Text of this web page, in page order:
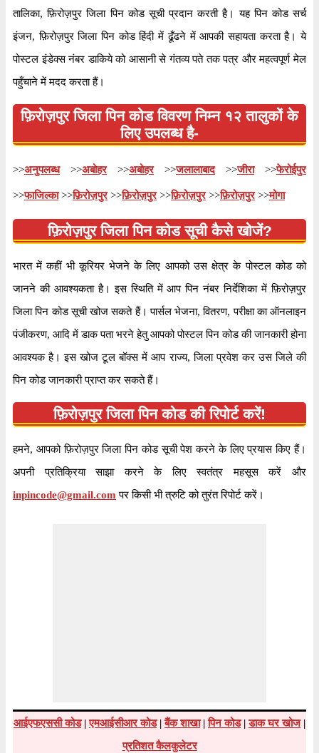
पता अबोहर एस.ओ, अबोहर, फ़िरोज़पुर, पंजाब, १५२११६
कोड अबोहर एस.ओ
समय सोमवार से शनिवार सुबह ८ बजे से शाम ४ बजे तक
भुगतान नकद, चेक और ईपेमेंट
विभाग फ़िरोज़पुर
वितरण? हाँ
भारतीय पोस्टल कोड के पहले २ अंकों के अनुसार, १५२११६
अंक अबोहर एस.ओ शाखा डाकघर को निर्दिष्ट हैं।
पृष्ठ
परिणाम प्रति पृष्ठ
तालिका, फ़िरोज़पुर जिला पिन कोड सूची प्रदान करती है। यह पिन कोड सर्च
इंजन, फ़िरोज़पुर जिला पिन कोड हिंदी में ढूँढने में आपकी सहायता करता है। ये
पोस्टल इंडेक्स नंबर डाकिये को आसानी से गंतव्य पते तक पत्र और महत्वपूर्ण मेल
पहुँचाने में मदद करता हैं।
फ़िरोज़पुर जिला पिन कोड विवरण निम्न १२ तालुकों के
लिए उपलब्ध है-
>>अनुपलब्ध>>अबोहर>>अबोहर>>जलालाबाद>>जीरा>>फेरोईपुर
>>फाजिल्का>>फ़िरोज़पुर>>फ़िरोज़पुर>>फ़िरोज़पुर>>फ़िरोज़पुर>>मोगा
फ़िरोज़पुर जिला पिन कोड सूची कैसे खोजें?
भारत में कहीं भी कूरियर भेजने के लिए आपको उस क्षेत्र के पोस्टल कोड को
जानने की आवश्यकता है। इस स्थिति में आप पिन नंबर निर्देशिका में फ़िरोज़पुर
जिला पिन कोड सूची खोज सकते हैं। पार्सल भेजना, वितरण, परीक्षा का ऑनलाइन
पंजीकरण, आदि में डाक पता भरने हेतु आपको पोस्टल पिन कोड की जानकारी होना
आवश्यक है। इस खोज टूल बॉक्स में आप राज्य, जिला प्रवेश कर उस जिले की
पिन कोड जानकारी प्राप्त कर सकते हैं।
फ़िरोज़पुर जिला पिन कोड की रिपोर्ट करें!
हमने, आपको फ़िरोज़पुर जिला पिन कोड सूची पेश करने के लिए प्रयास किए हैं।
अपनी प्रतिक्रिया साझा करने के लिए स्वतंत्र महसूस करें और
inpincode@gmail.com पर किसी भी त्रुटि को तुरंत रिपोर्ट करें।
आईएफएससी कोड|एमआईसीआर कोड|बैंक शाखा|पिन कोड|डाक घर खोज|
प्रतिशत कैलकुलेटर